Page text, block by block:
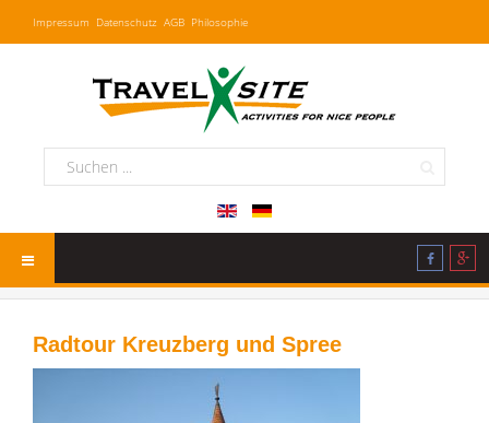
Impressum Datenschutz AGB Philosophie
Radtour Kreuzberg und Spree